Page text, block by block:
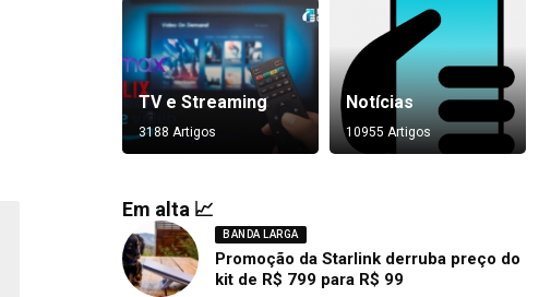
TV e Streaming
3188 Artigos
Notícias
10955 Artigos
Em alta 📈
BANDA LARGA
Promoção da Starlink derruba preço do
kit de R$ 799 para R$ 99